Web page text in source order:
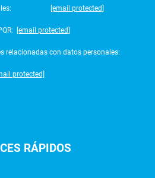
[email protected]
[email protected]
relacionadas con datos personales:
protected]
RÁPIDOS